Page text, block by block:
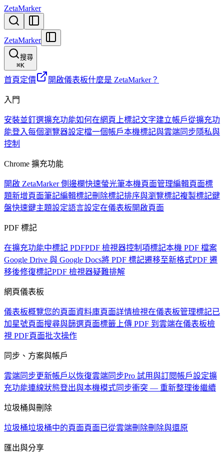
ZetaMarker
ZetaMarker
搜尋
⌘K
首頁定價 開啟儀表板什麼是 ZetaMarker？
入門
安裝並釘選擴充功能如何在網頁上標記文字建立帳戶從擴充功
能登入每個瀏覽器設定檔一個帳戶本機標記與雲端同步隱私與
控制
Chrome 擴充功能
開啟 ZetaMarker 側邊欄快速螢光筆本機頁面管理編輯頁面標
題新增頁面筆記編輯標記刪除標記排序與瀏覽標記複製標記鍵
盤快速鍵主題設定語言設定在儀表板開啟頁面
PDF 標記
在擴充功能中標記 PDFPDF 檢視器控制項標記本機 PDF 檔案
Google Drive 與 Google Docs將 PDF 標記遷移至新格式PDF 遷
移後修復標記PDF 檢視器疑難排解
網頁儀表板
儀表板概覽您的頁面資料庫頁面詳情檢視在儀表板管理標記已
加星號頁面搜尋與篩選頁面標籤 上傳 PDF 到雲端在儀表板檢
視 PDF頁面批次操作
同步、方案與帳戶
雲端同步更新帳戶以恢復雲端同步Pro 試用與訂閱帳戶設定擴
充功能連線狀態登出與本機模式同步衝突 — 重新整理後繼續
垃圾桶與刪除
垃圾桶垃圾桶中的頁面頁面已從雲端刪除刪除與還原
匯出與分享